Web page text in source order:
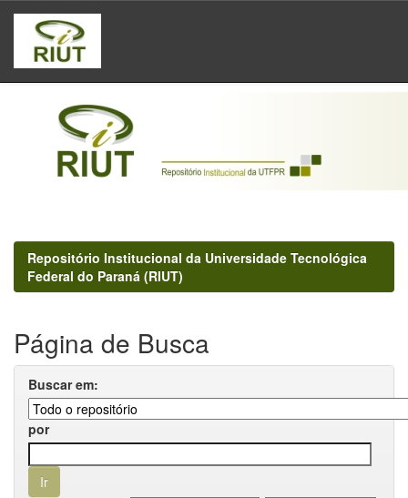
Skip
navigation
Repositório Institucional da Universidade Tecnológica
Federal do Paraná (RIUT)
Página de Busca
Buscar em:
por